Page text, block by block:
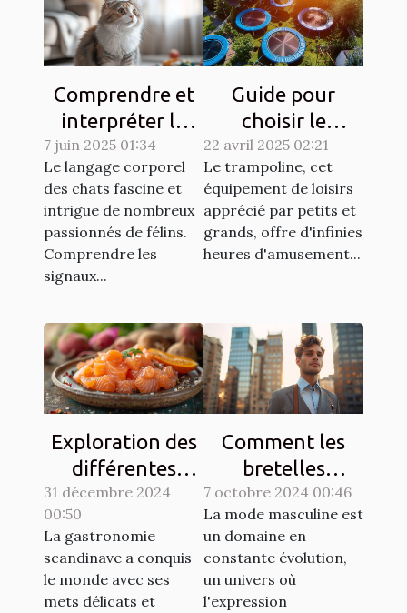
Comprendre et
interpréter le
langage corporel
des chats
7 juin 2025 01:34
Le langage corporel
des chats fascine et
intrigue de nombreux
passionnés de félins.
Comprendre les
signaux...
Guide pour
choisir le
trampoline idéal
selon l'espace
disponible
22 avril 2025 02:21
Le trampoline, cet
équipement de loisirs
apprécié par petits et
grands, offre d'infinies
heures d'amusement...
Exploration des
différentes
techniques de
gravlax avec
légumes racines
31 décembre 2024
00:50
La gastronomie
scandinave a conquis
le monde avec ses
mets délicats et
Comment les
bretelles
redéfinissent
l'élégance
masculine
moderne
7 octobre 2024 00:46
La mode masculine est
un domaine en
constante évolution,
un univers où
l'expression